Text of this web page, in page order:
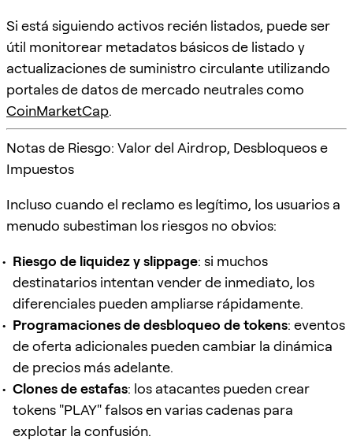
Si está siguiendo activos recién listados, puede ser
útil monitorear metadatos básicos de listado y
actualizaciones de suministro circulante utilizando
portales de datos de mercado neutrales como
CoinMarketCap.
Notas de Riesgo: Valor del Airdrop, Desbloqueos e
Impuestos
Incluso cuando el reclamo es legítimo, los usuarios a
menudo subestiman los riesgos no obvios:
Riesgo de liquidez y slippage: si muchos
destinatarios intentan vender de inmediato, los
diferenciales pueden ampliarse rápidamente.
Programaciones de desbloqueo de tokens: eventos
de oferta adicionales pueden cambiar la dinámica
de precios más adelante.
Clones de estafas: los atacantes pueden crear
tokens "PLAY" falsos en varias cadenas para
explotar la confusión.